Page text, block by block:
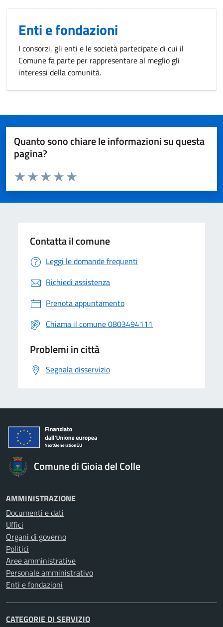
Enti e fondazioni
I consorzi, gli enti e le società partecipate di cui il
Comune fa parte per rappresentare al meglio gli
interessi della comunità.
Quanto sono chiare le informazioni su questa
pagina?
Valuta da 1 a 5 stelle la pagina
Valuta 5 stelle su 5
Valuta 4 stelle su 5
Valuta 3 stelle su 5
Valuta 2 stelle su 5
Valuta 1 stelle su 5
Contatta il comune
Leggi le domande frequenti
Richiedi assistenza
Prenota appuntamento
Chiama il comune 0803494111
Problemi in città
Segnala disservizio
Comune di Gioia del Colle
AMMINISTRAZIONE
Documenti e dati
Uffici
Organi di governo
Politici
Aree amministrative
Personale amministrativo
Enti e fondazioni
CATEGORIE DI SERVIZIO